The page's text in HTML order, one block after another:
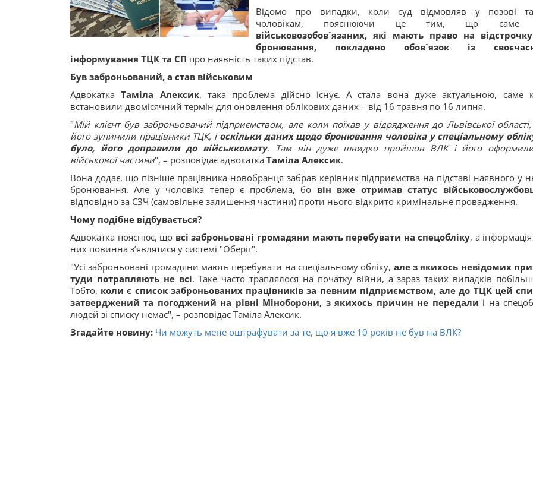
Відомо про випадки, коли суд відмовляв у позові
чоловікам, пояснюючи це тим, що саме
військовозобов`язаних, які мають право на
бронювання, покладено обов`язок із
інформування ТЦК та СП про наявність таких підстав.
Був заброньований, а став військовим
АдвокаткаТаміла Алексик, така проблема дійсно існує. А стала вона дуже актуальною, саме
встановили двомісячний термін для оновлення облікових даних – від 16 травня по 16 липня.
"Мій клієнт був заброньований підприємством, але коли поїхав у відрядження до Львівської
його зупинили працівники ТЦК, і оскільки даних щодо бронювання чоловіка у спеціальному
було, його доправили до військкомату. Там він дуже швидко пройшов ВЛК і його
військової частини", – розповідає адвокатка Таміла Алексик.
Вона додає, що пізніше працівника-новобранця забрав керівник підприємства на підставі наявного у
бронювання. Але у чоловіка тепер є проблема, бо він вже отримав статус
відповідно за СЗЧ (самовільне залишення частини) проти нього відкрито кримінальне провадження.
Чому подібне відбувається?
Адвокатка пояснює, що всі заброньовані громадяни мають перебувати на спецобліку, а
них повинна з’являтися у системі "Оберіг".
"Усі заброньовані громадяни мають перебувати на спеціальному обліку, але з якихось невідомих
туди потрапляють не всі. Таке часто траплялося на початку війни, а зараз таких випадків
Тобто, коли є список заброньованих працівників за певним підприємством, але до ТЦК цей
затверджений та погоджений на рівні Міноборони, з якихось причин не передали і на
людей зі списку немає", – розповідає Таміла Алексик.
Згадайте новину: Чи можуть мене оштрафувати за те, що я вже 10 років не був на ВЛК?